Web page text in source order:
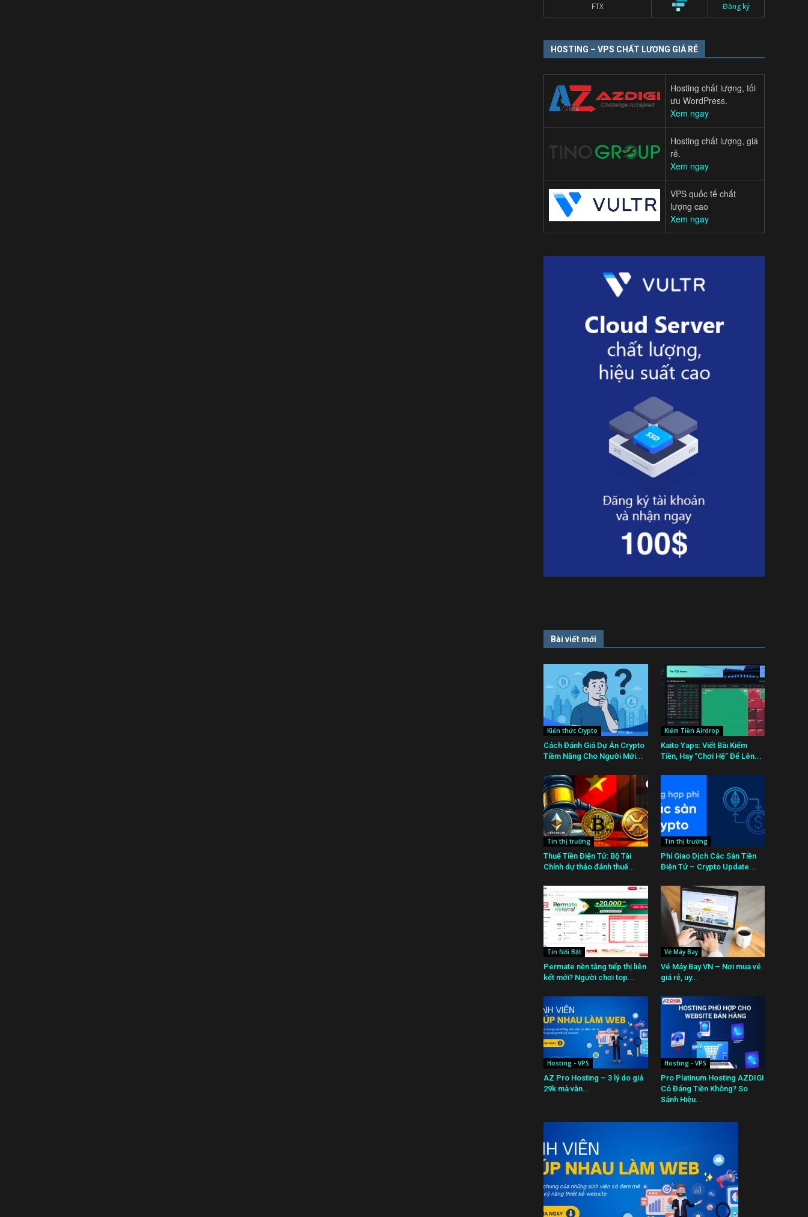
FTX Đăng ký
HOSTING – VPS CHẤT LƯƠNG GIÁ RẺ
Hosting chất lượng, tối
ưu WordPress.
Xem ngay
Hosting chất lượng, giá
rẻ.
Xem ngay
VPS quốc tế chất
lượng cao
Xem ngay
Bài viết mới
Kiến thức Crypto
Cách Đánh Giá Dự Án Crypto
Tiềm Năng Cho Người Mới...
Kiếm Tiền Airdrop
Kaito Yaps: Viết Bài Kiếm
Tiền, Hay “Chơi Hệ” Để Lên...
Tin thị trường
Thuế Tiền Điện Tử: Bộ Tài
Chính dự thảo đánh thuế...
Tin thị trường
Phí Giao Dịch Các Sàn Tiền
Điện Tử – Crypto Update...
Tin Nổi Bật
Permate nền tảng tiếp thị liên
kết mới? Người chơi top...
Vé Máy Bay
Vé Máy Bay VN – Nơi mua vé
giá rẻ, uy...
Hosting - VPS
AZ Pro Hosting – 3 lý do giá
29k mà vẫn...
Hosting - VPS
Pro Platinum Hosting AZDIGI
Có Đáng Tiền Không? So
Sánh Hiệu...